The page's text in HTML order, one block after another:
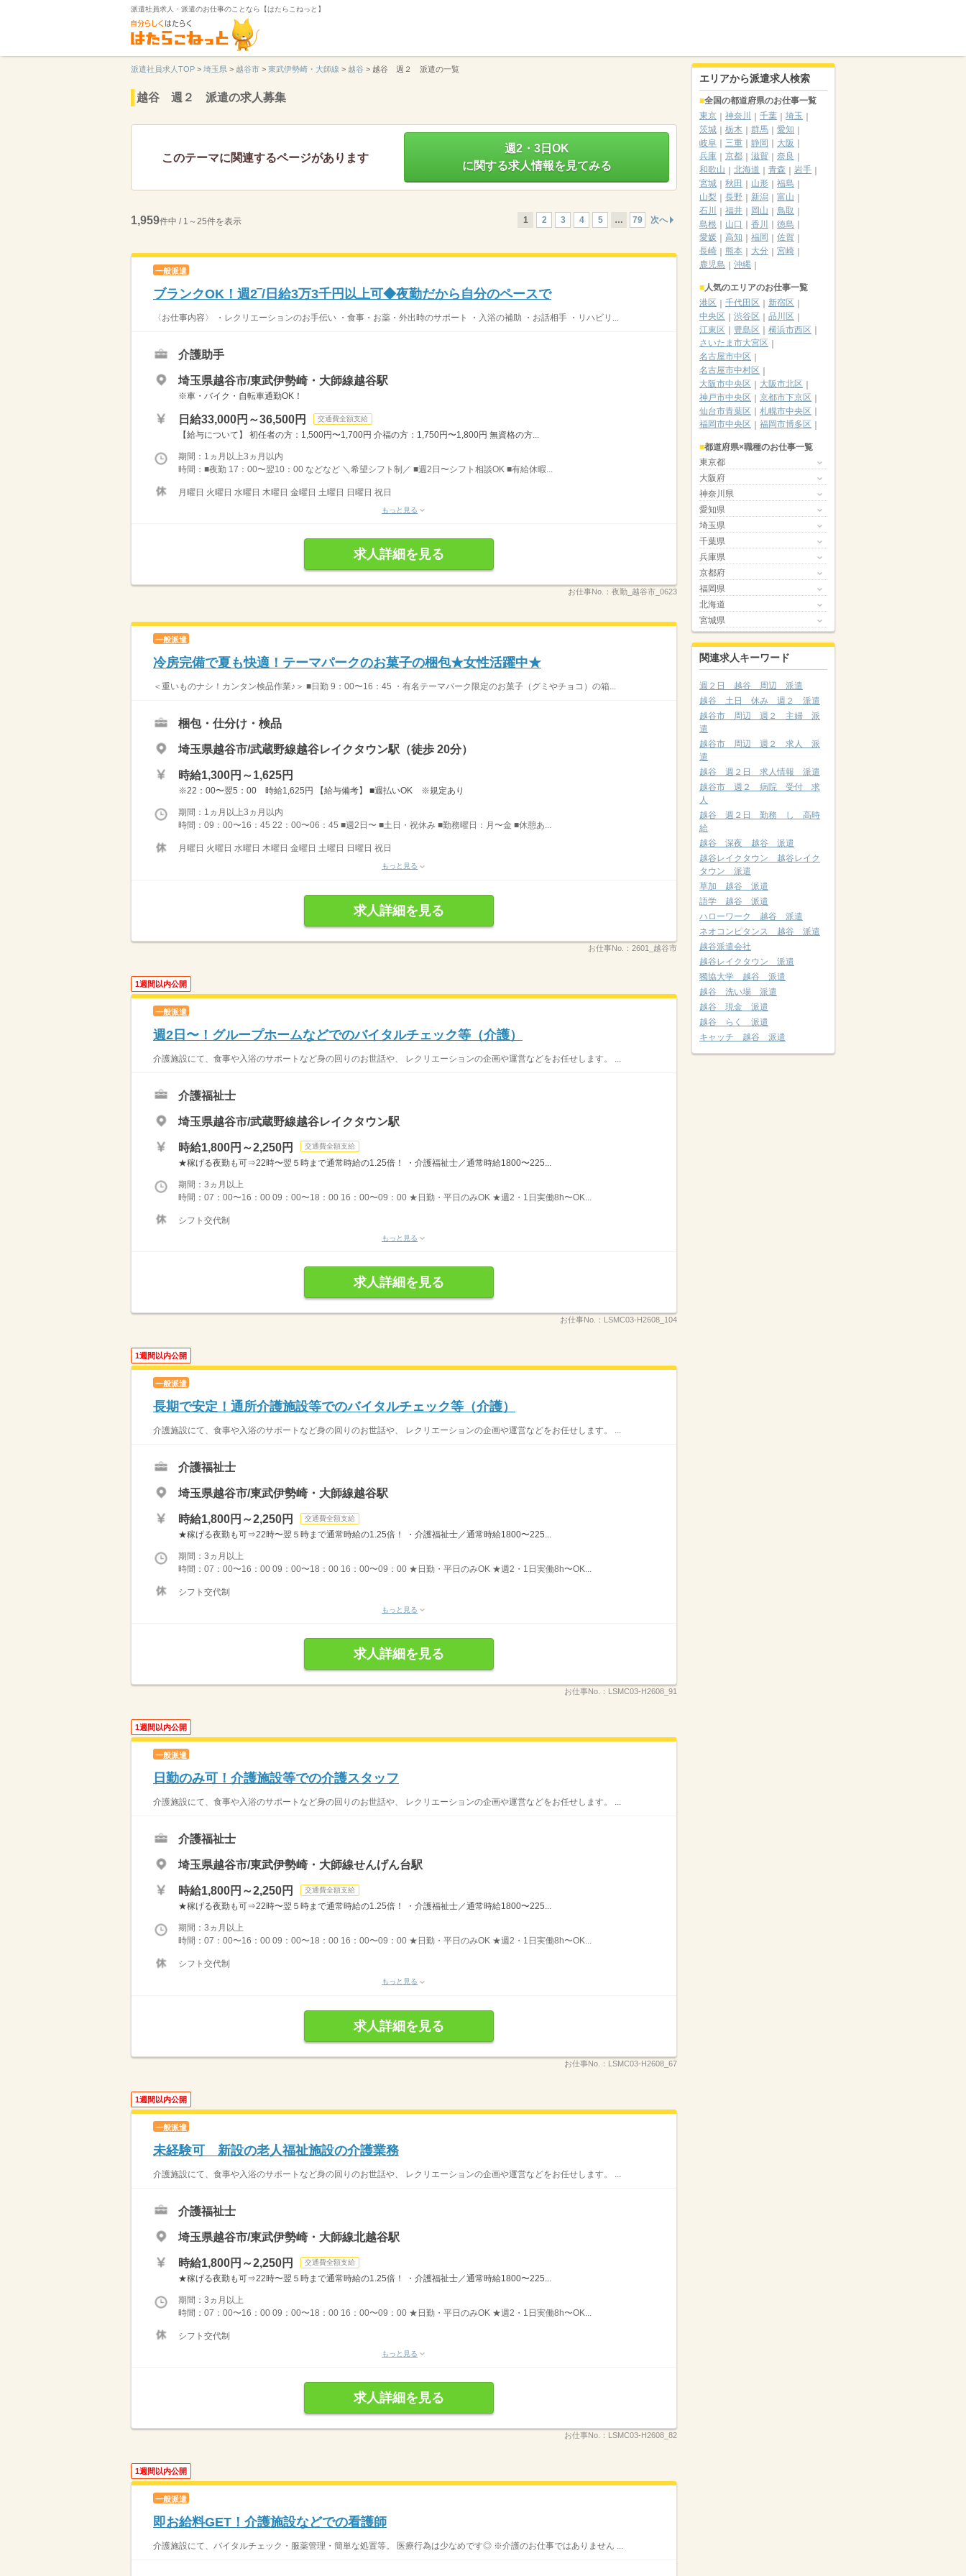
派遣社員求人・派遣のお仕事のことなら【はたらこねっと】
派遣社員求人TOP > 埼玉県 > 越谷市 > 東武伊勢崎・大師線 > 越谷 > 越谷 週２ 派遣の一覧
越谷 週２ 派遣の求人募集
このテーマに関連するページがあります
週2・3日OK
に関する求人情報を見てみる
1,959件中 / 1～25件を表示 1 2 3 4 5 … 79 次へ
一般派遣
ブランクOK！週2‾/日給3万3千円以上可◆夜勤だから自分のペースで
〈お仕事内容〉 ・レクリエーションのお手伝い ・食事・お薬・外出時のサポート ・入浴の補助 ・お話相手 ・リハビリ...
介護助手
埼玉県越谷市/東武伊勢崎・大師線越谷駅
※車・バイク・自転車通勤OK！
日給33,000円～36,500円 交通費全額支給
【給与について】 初任者の方：1,500円〜1,700円 介福の方：1,750円〜1,800円 無資格の方...
期間：1ヵ月以上3ヵ月以内
時間：■夜勤 17：00〜翌10：00 などなど ＼希望シフト制／ ■週2日〜シフト相談OK ■有給休暇...
月曜日 火曜日 水曜日 木曜日 金曜日 土曜日 日曜日 祝日
もっと見る
求人詳細を見る
お仕事No.： 夜勤_越谷市_0623
一般派遣
冷房完備で夏も快適！テーマパークのお菓子の梱包★女性活躍中★
＜重いものナシ！カンタン検品作業♪＞ ■日勤 9：00〜16：45 ・有名テーマパーク限定のお菓子（グミやチョコ）の箱...
梱包・仕分け・検品
埼玉県越谷市/武蔵野線越谷レイクタウン駅（徒歩 20分）
時給1,300円～1,625円
※22：00〜翌5：00 時給1,625円 【給与備考】 ■週払いOK ※規定あり
期間：1ヵ月以上3ヵ月以内
時間：09：00〜16：45 22：00〜06：45 ■週2日〜 ■土日・祝休み ■勤務曜日：月〜金 ■休憩あ...
月曜日 火曜日 水曜日 木曜日 金曜日 土曜日 日曜日 祝日
もっと見る
求人詳細を見る
お仕事No.： 2601_越谷市
1週間以内公開
一般派遣
週2日〜！グループホームなどでのバイタルチェック等（介護）
介護施設にて、食事や入浴のサポートなど身の回りのお世話や、 レクリエーションの企画や運営などをお任せします。 ...
介護福祉士
埼玉県越谷市/武蔵野線越谷レイクタウン駅
時給1,800円～2,250円 交通費全額支給
★稼げる夜勤も可⇒22時〜翌５時まで通常時給の1.25倍！ ・介護福祉士／通常時給1800〜225...
期間：3ヵ月以上
時間：07：00〜16：00 09：00〜18：00 16：00〜09：00 ★日勤・平日のみOK ★週2・1日実働8h〜OK...
シフト交代制
もっと見る
求人詳細を見る
お仕事No.： LSMC03-H2608_104
1週間以内公開
一般派遣
長期で安定！通所介護施設等でのバイタルチェック等（介護）
介護施設にて、食事や入浴のサポートなど身の回りのお世話や、 レクリエーションの企画や運営などをお任せします。 ...
介護福祉士
埼玉県越谷市/東武伊勢崎・大師線越谷駅
時給1,800円～2,250円 交通費全額支給
★稼げる夜勤も可⇒22時〜翌５時まで通常時給の1.25倍！ ・介護福祉士／通常時給1800〜225...
期間：3ヵ月以上
時間：07：00〜16：00 09：00〜18：00 16：00〜09：00 ★日勤・平日のみOK ★週2・1日実働8h〜OK...
シフト交代制
もっと見る
求人詳細を見る
お仕事No.： LSMC03-H2608_91
1週間以内公開
一般派遣
日勤のみ可！介護施設等での介護スタッフ
介護施設にて、食事や入浴のサポートなど身の回りのお世話や、 レクリエーションの企画や運営などをお任せします。 ...
介護福祉士
埼玉県越谷市/東武伊勢崎・大師線せんげん台駅
時給1,800円～2,250円 交通費全額支給
★稼げる夜勤も可⇒22時〜翌５時まで通常時給の1.25倍！ ・介護福祉士／通常時給1800〜225...
期間：3ヵ月以上
時間：07：00〜16：00 09：00〜18：00 16：00〜09：00 ★日勤・平日のみOK ★週2・1日実働8h〜OK...
シフト交代制
もっと見る
求人詳細を見る
お仕事No.： LSMC03-H2608_67
1週間以内公開
一般派遣
未経験可 新設の老人福祉施設の介護業務
介護施設にて、食事や入浴のサポートなど身の回りのお世話や、 レクリエーションの企画や運営などをお任せします。 ...
介護福祉士
埼玉県越谷市/東武伊勢崎・大師線北越谷駅
時給1,800円～2,250円 交通費全額支給
★稼げる夜勤も可⇒22時〜翌５時まで通常時給の1.25倍！ ・介護福祉士／通常時給1800〜225...
期間：3ヵ月以上
時間：07：00〜16：00 09：00〜18：00 16：00〜09：00 ★日勤・平日のみOK ★週2・1日実働8h〜OK...
シフト交代制
もっと見る
求人詳細を見る
お仕事No.： LSMC03-H2608_82
1週間以内公開
一般派遣
即お給料GET！介護施設などでの看護師
介護施設にて、バイタルチェック・服薬管理・簡単な処置等。 医療行為は少なめです◎ ※介護のお仕事ではありません ...
エリアから派遣求人検索
全国の都道府県のお仕事一覧
東京
神奈川 千葉
埼玉
茨城
栃木 群馬
愛知
岐阜
三重 静岡
大阪
兵庫
京都 滋賀
奈良
和歌山
北海道 青森
岩手
宮城
秋田 山形
福島
山梨
長野 新潟
富山
石川
福井 岡山
鳥取
島根
山口 香川
徳島
愛媛
高知 福岡
佐賀
長崎
熊本 大分
宮崎
鹿児島
沖縄
人気のエリアのお仕事一覧
港区
千代田区
新宿区
中央区
渋谷区
品川区
江東区
豊島区
横浜市西区
さいたま市大宮区
名古屋市中区
名古屋市中村区
大阪市中央区
大阪市北区
神戸市中央区
京都市下京区
仙台市青葉区
札幌市中央区
福岡市中央区
福岡市博多区
都道府県×職種のお仕事一覧
東京都
大阪府
神奈川県
愛知県
埼玉県
千葉県
兵庫県
京都府
福岡県
北海道
宮城県
関連求人キーワード
週２日 越谷 周辺 派遣
越谷 土日 休み 週２ 派遣
越谷市 周辺 週２ 主婦 派
遣
越谷市 周辺 週２ 求人 派
遣
越谷 週２日 求人情報 派遣
越谷市 週２ 病院 受付 求
人
越谷 週２日 勤務 し 高時
給
越谷 深夜 越谷 派遣
越谷レイクタウン 越谷レイク
タウン 派遣
草加 越谷 派遣
語学 越谷 派遣
ハローワーク 越谷 派遣
ネオコンピタンス 越谷 派遣
越谷派遣会社
越谷レイクタウン 派遣
獨協大学 越谷 派遣
越谷 洗い場 派遣
越谷 現金 派遣
越谷 らく 派遣
キャッチ 越谷 派遣